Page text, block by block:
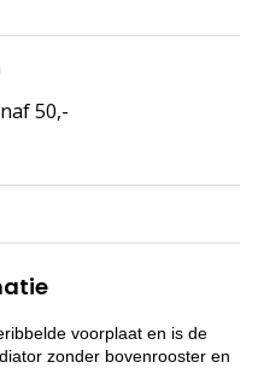
50,-
voorplaat en is de
zonder bovenrooster en